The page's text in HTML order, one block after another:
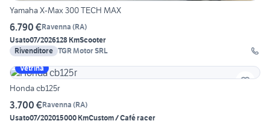
Yamaha X-Max 300 TECH MAX
6.790 €Ravenna (RA)
Usato07/2026128 KmScooter
Rivenditore TGR Motor SRL
Vetrina
Honda cb125r
3.700 €Ravenna (RA)
Usato07/202015000 KmCustom / Café racer